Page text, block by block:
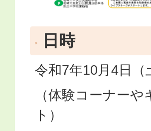
日時
令和7年10月4日
（体験コーナー
ト）